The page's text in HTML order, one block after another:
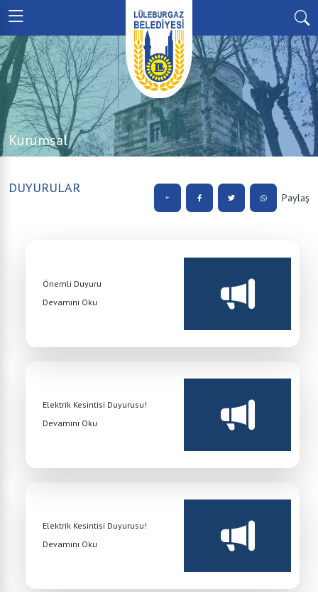
Kurumsal
DUYURULAR
Paylaş
Önemli Duyuru
Devamını Oku
Elektrik Kesintisi Duyurusu!
Devamını Oku
Elektrik Kesintisi Duyurusu!
Devamını Oku